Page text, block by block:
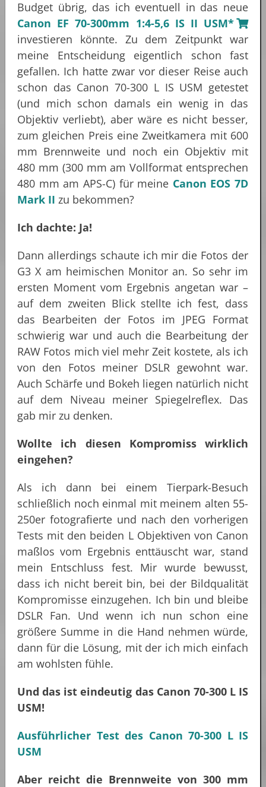
Budget übrig, das ich eventuell in das neue
Canon EF 70-300mm 1:4-5,6 IS II USM*
investieren könnte. Zu dem Zeitpunkt war
meine Entscheidung eigentlich schon fast
gefallen. Ich hatte zwar vor dieser Reise auch
schon das Canon 70-300 L IS USM getestet
(und mich schon damals ein wenig in das
Objektiv verliebt), aber wäre es nicht besser,
zum gleichen Preis eine Zweitkamera mit 600
mm Brennweite und noch ein Objektiv mit
480 mm (300 mm am Vollformat entsprechen
480 mm am APS-C) für meine Canon EOS 7D
Mark II zu bekommen?
Ich dachte: Ja!
Dann allerdings schaute ich mir die Fotos der
G3 X am heimischen Monitor an. So sehr im
ersten Moment vom Ergebnis angetan war –
auf dem zweiten Blick stellte ich fest, dass
das Bearbeiten der Fotos im JPEG Format
schwierig war und auch die Bearbeitung der
RAW Fotos mich viel mehr Zeit kostete, als ich
von den Fotos meiner DSLR gewohnt war.
Auch Schärfe und Bokeh liegen natürlich nicht
auf dem Niveau meiner Spiegelreflex. Das
gab mir zu denken.
Wollte ich diesen Kompromiss wirklich
eingehen?
Als ich dann bei einem Tierpark-Besuch
schließlich noch einmal mit meinem alten 55-
250er fotografierte und nach den vorherigen
Tests mit den beiden L Objektiven von Canon
maßlos vom Ergebnis enttäuscht war, stand
mein Entschluss fest. Mir wurde bewusst,
dass ich nicht bereit bin, bei der Bildqualität
Kompromisse einzugehen. Ich bin und bleibe
DSLR Fan. Und wenn ich nun schon eine
größere Summe in die Hand nehmen würde,
dann für die Lösung, mit der ich mich einfach
am wohlsten fühle.
Und das ist eindeutig das Canon 70-300 L IS
USM!
Ausführlicher Test des Canon 70-300 L IS
USM
Aber reicht die Brennweite von 300 mm